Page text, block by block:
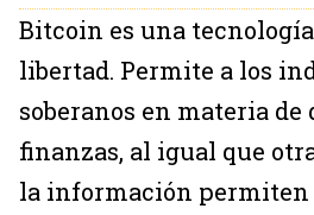
Bitcoin es una
libertad. Permite a los
soberanos en materia de
finanzas, al igual que
la información permiten